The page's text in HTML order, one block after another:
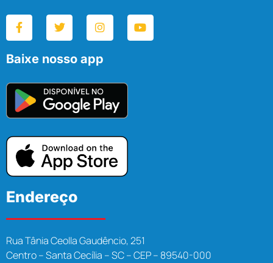
Baixe nosso app
Endereço
Rua Tânia Ceolla Gaudêncio, 251
Centro – Santa Cecília – SC – CEP – 89540-000